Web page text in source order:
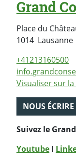
Grand
Place du
1014 Lausanne
+41213160500
Visualiser sur
NOUS ÉCRIRE
Suivez le
Youtube I